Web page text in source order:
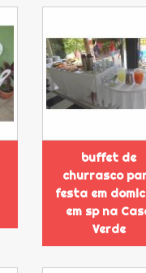
buffet de
churrasco
festa em
em sp na
Verde